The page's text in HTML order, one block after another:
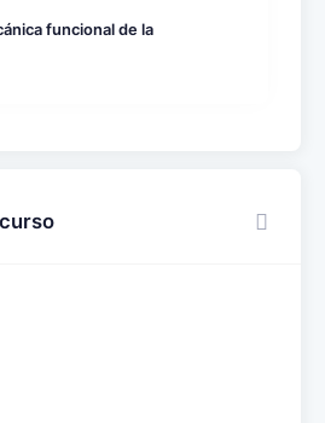
funcional de la